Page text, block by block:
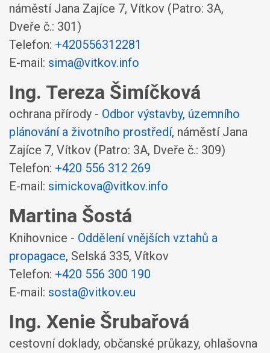
náměstí Jana Zajíce 7, Vítkov (Patro: 3A,
Dveře č.: 301)
Telefon: +420556312281
E-mail: sima@vitkov.info
Ing. Tereza Šimíčková
ochrana přírody - Odbor výstavby, územního
plánování a životního prostředí, náměstí Jana
Zajíce 7, Vítkov (Patro: 3A, Dveře č.: 309)
Telefon: +420 556 312 269
E-mail: simickova@vitkov.info
Martina Šostá
Knihovnice - Oddělení vnějších vztahů a
propagace, Selská 335, Vítkov
Telefon: +420 556 300 190
E-mail: sosta@vitkov.eu
Ing. Xenie Šrubařová
cestovní doklady, občanské průkazy, ohlašovna